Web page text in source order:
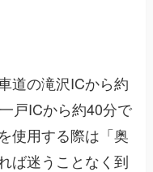
道の滝沢ICから約
戸ICから約40分で
使用する際は「奥
ば迷うことなく到